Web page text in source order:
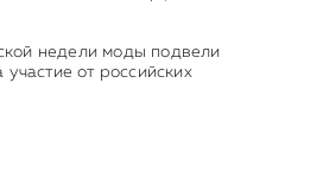
недели моды подвели
от российских